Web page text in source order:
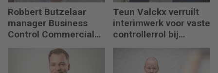
Robbert Butzelaar
manager Business
Control Commercial
bij PLUS Retail
Teun Valckx verruilt
interimwerk voor vaste
controllerrol bij
Synthon